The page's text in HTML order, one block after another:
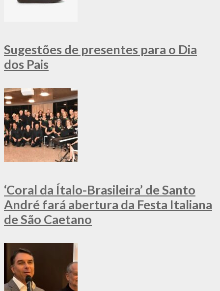
Sugestões de presentes para o Dia
dos Pais
‘Coral da Ítalo-Brasileira’ de Santo
André fará abertura da Festa Italiana
de São Caetano